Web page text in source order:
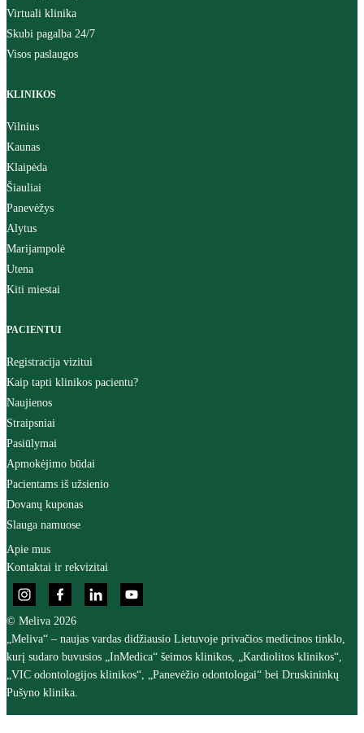
Virtuali klinika
Skubi pagalba 24/7
Visos paslaugos
KLINIKOS
Vilnius
Kaunas
Klaipėda
Šiauliai
Panevėžys
Alytus
Marijampolė
Utena
Kiti miestai
PACIENTUI
Registracija vizitui
Kaip tapti klinikos pacientu?
Naujienos
Straipsniai
Pasiūlymai
Apmokėjimo būdai
Pacientams iš užsienio
Dovanų kuponas
Slauga namuose
Apie mus
Kontaktai ir rekvizitai
© Meliva 2026
„Meliva“ – naujas vardas didžiausio Lietuvoje privačios medicinos tinklo,
kurį sudaro buvusios „InMedica“ šeimos klinikos, „Kardiolitos klinikos“,
„VIC odontologijos klinikos“, „Panevėžio odontologai“ bei Druskininkų
Pušyno klinika.